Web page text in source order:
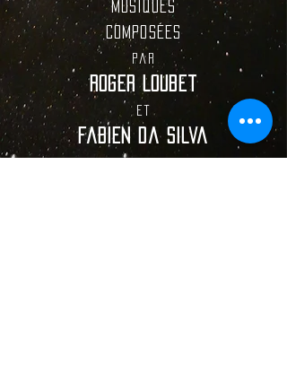
musiques
composées
par
Roger Loubet
et
fabien da silva